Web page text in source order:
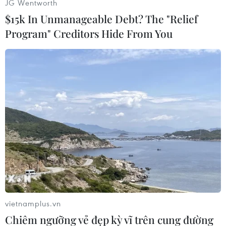
#Trung Quốc #Quảng Đông
#Sốt xuất huyết
#Virus Dengue
#Khu tự trị dân tộc Choang Quảng Tây
Trung Quốc
JG Wentworth
$15k In Unmanageable Debt? The "Relief
Program" Creditors Hide From You
vietnamplus.vn
Chiêm ngưỡng vẻ đẹp kỳ vĩ trên cung đường